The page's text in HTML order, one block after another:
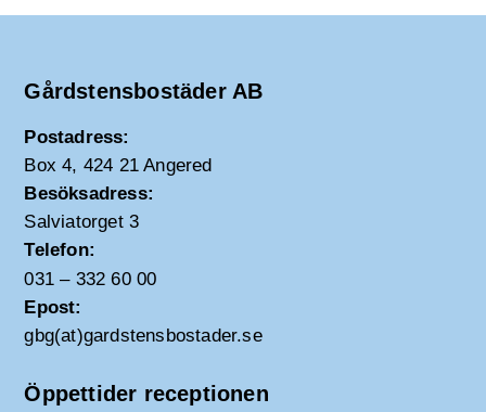
Gårdstensbostäder AB
Postadress:
Box 4, 424 21 Angered
Besöksadress:
Salviatorget 3
Telefon:
031 – 332 60 00
Epost:
gbg(at)gardstensbostader.se
Öppettider receptionen